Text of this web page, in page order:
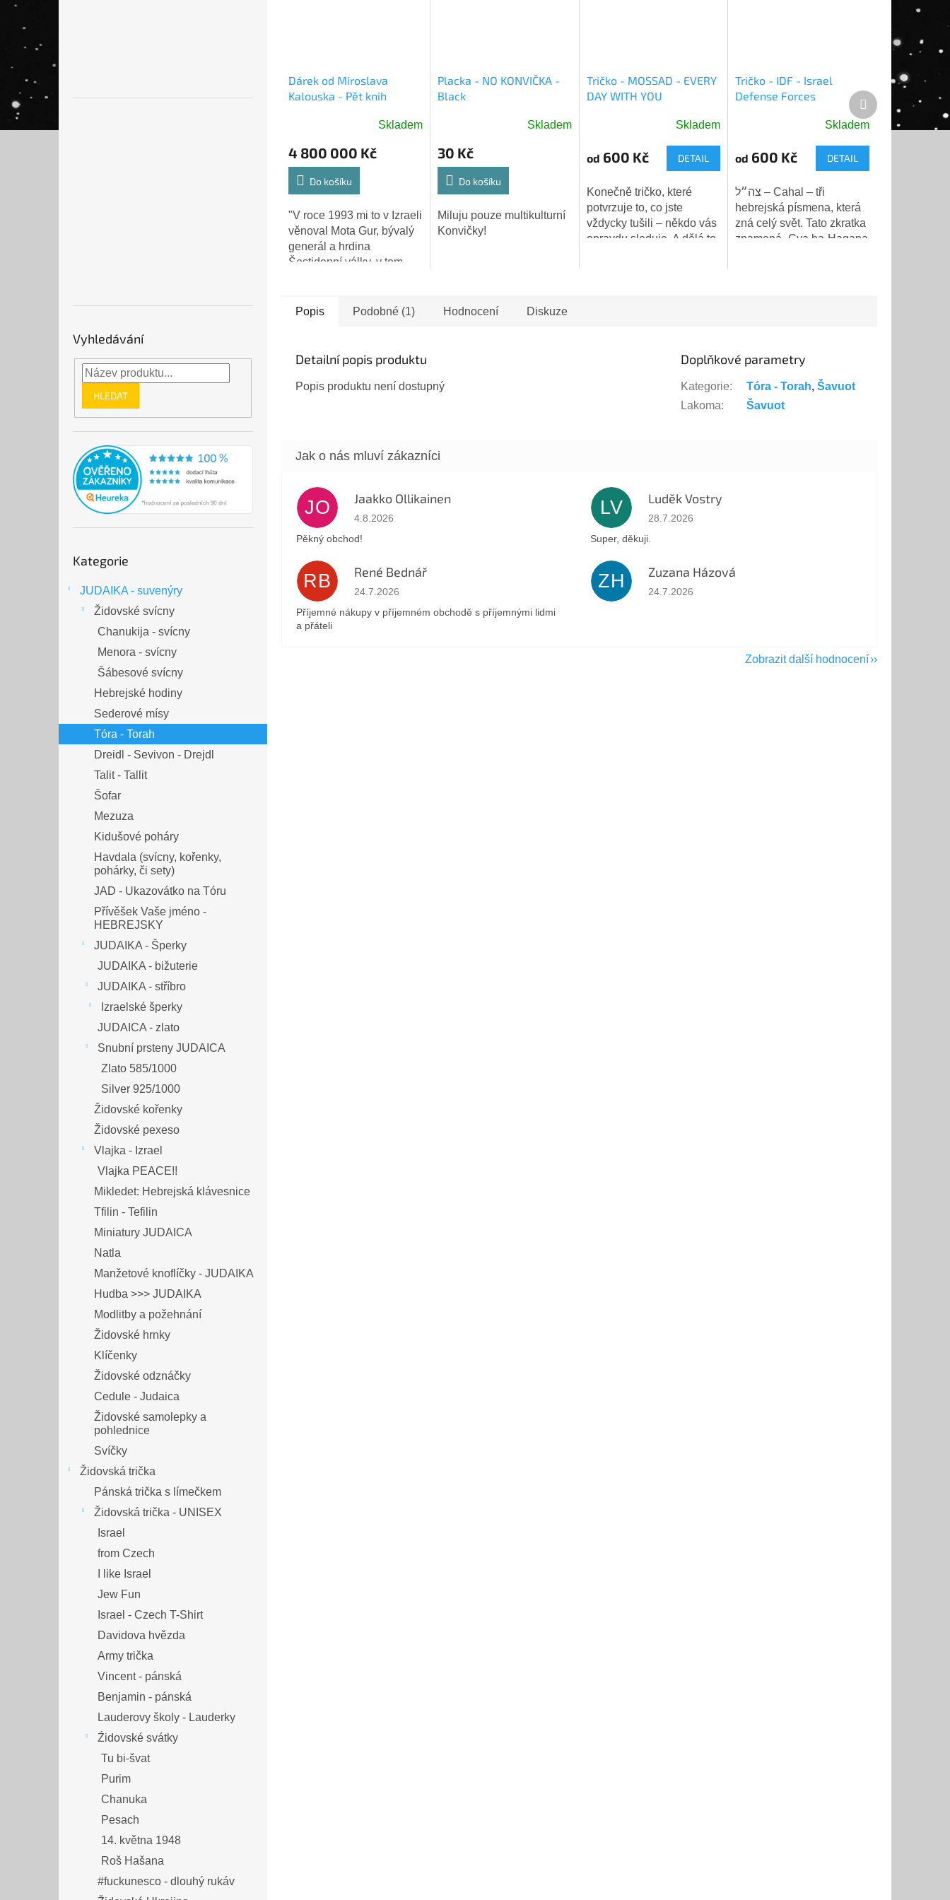
Vyhledávání
HLEDAT
kategorie
Kategorie
JUDAIKA - suvenýry
Židovské svícny
Chanukija - svícny
Menora - svícny
Šábesové svícny
Hebrejské hodiny
Sederové mísy
Tóra - Torah
Dreidl - Sevivon - Drejdl
Talit - Tallit
Šofar
Mezuza
Kidušové poháry
Havdala (svícny, kořenky,
pohárky, či sety)
JAD - Ukazovátko na Tóru
Přívěšek Vaše jméno -
HEBREJSKY
JUDAIKA - Šperky
JUDAIKA - bižuterie
JUDAIKA - stříbro
Izraelské šperky
JUDAICA - zlato
Snubní prsteny JUDAICA
Zlato 585/1000
Silver 925/1000
Židovské kořenky
Židovské pexeso
Vlajka - Izrael
Vlajka PEACE!!
Mikledet: Hebrejská klávesnice
Tfilin - Tefilin
Miniatury JUDAICA
Natla
Manžetové knoflíčky - JUDAIKA
Hudba >>> JUDAIKA
Modlitby a požehnání
Židovské hrnky
Klíčenky
Židovské odznáčky
Cedule - Judaica
Židovské samolepky a
pohlednice
Svíčky
Židovská trička
Pánská trička s límečkem
Židovská trička - UNISEX
Israel
from Czech
I like Israel
Jew Fun
Israel - Czech T-Shirt
Davidova hvězda
Army trička
Vincent - pánská
Benjamin - pánská
Lauderovy školy - Lauderky
Źidovské svátky
Tu bi-švat
Purim
Chanuka
Pesach
14. května 1948
Roš Hašana
#fuckunesco - dlouhý rukáv
Dárek od Miroslava
Kalouska - Pět knih
Skladem
4 800 000 Kč
Do košíku
"V roce 1993 mi to v Izraeli
věnoval Mota Gur, bývalý
generál a hrdina
Šestidenní války, v tom
vlády. Rabin byl v té době
Placka - NO KONVIČKA -
Black
Skladem
30 Kč
Do košíku
Miluju pouze multikulturní
Konvičky!
Tričko - MOSSAD - EVERY
DAY WITH YOU
produktu
5,0
z
5
hvězdiček.
Skladem
od 600 Kč DETAIL
Konečně tričko, které
potvrzuje to, co jste
vždycky tušili – někdo vás
opravdu sleduje. A dělá to
Tričko - IDF - Israel
Defense Forces
produktu
5,0
z
5
hvězdiček.
Skladem
od 600 Kč DETAIL
צה״ל – Cahal – tři
hebrejská písmena, která
zná celý svět. Tato zkratka
znamená „Cva ha-Hagana
Další
produkt
Popis Podobné (1) Hodnocení Diskuze
Detailní popis produktu
Popis produktu není dostupný
Doplňkové parametry
Kategorie: Tóra - Torah,Šavuot
Lakoma: Šavuot
JO Jaakko Ollikainen
Hodnocení obchodu je 5 z 5 hvězdiček.
4.8.2026
Pěkný obchod!
LV Luděk Vostry
Hodnocení obchodu je 5 z 5 hvězdiček.
28.7.2026
Super, děkuji.
RB René Bednář
Hodnocení obchodu je 5 z 5 hvězdiček.
24.7.2026
Příjemné nákupy v příjemném obchodě s příjemnými lidmi
a přáteli
ZH Zuzana Házová
Hodnocení obchodu je 5 z 5 hvězdiček.
24.7.2026
Zobrazit další hodnocení